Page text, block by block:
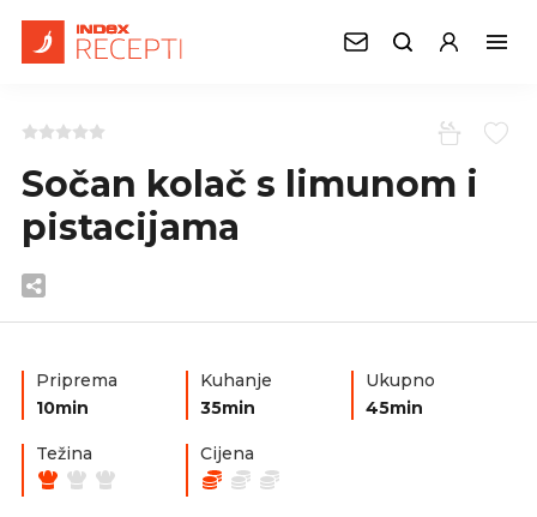
Sočan kolač s limunom i
pistacijama
Priprema
10min
Kuhanje
35min
Ukupno
45min
Težina Cijena